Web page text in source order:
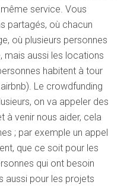
service. Vous
partagés, où chacun
où plusieurs personnes
mais aussi les locations
habitent à tour
Le crowdfunding
on va appeler des
à venir nous aider, cela
; par exemple un appel
que ce soit pour les
qui ont besoin
aussi pour les projets